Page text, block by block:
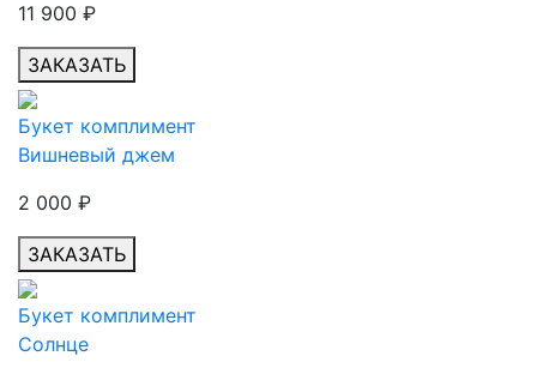
11 900 ₽
ЗАКАЗАТЬ
Букет комплимент
Вишневый джем
2 000 ₽
ЗАКАЗАТЬ
Букет комплимент
Солнце